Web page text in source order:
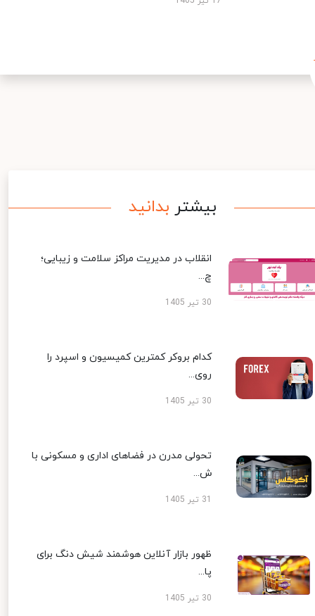
بیشتر بدانید
انقلاب در مدیریت مراکز سلامت و زیبایی؛
چ...
30 تیر 1405
کدام بروکر کمترین کمیسیون و اسپرد را
روی...
30 تیر 1405
تحولی مدرن در فضاهای اداری و مسکونی با
ش...
ظهور بازار آنلاین هوشمند شیش دنگ برای
پا...
30 تیر 1405